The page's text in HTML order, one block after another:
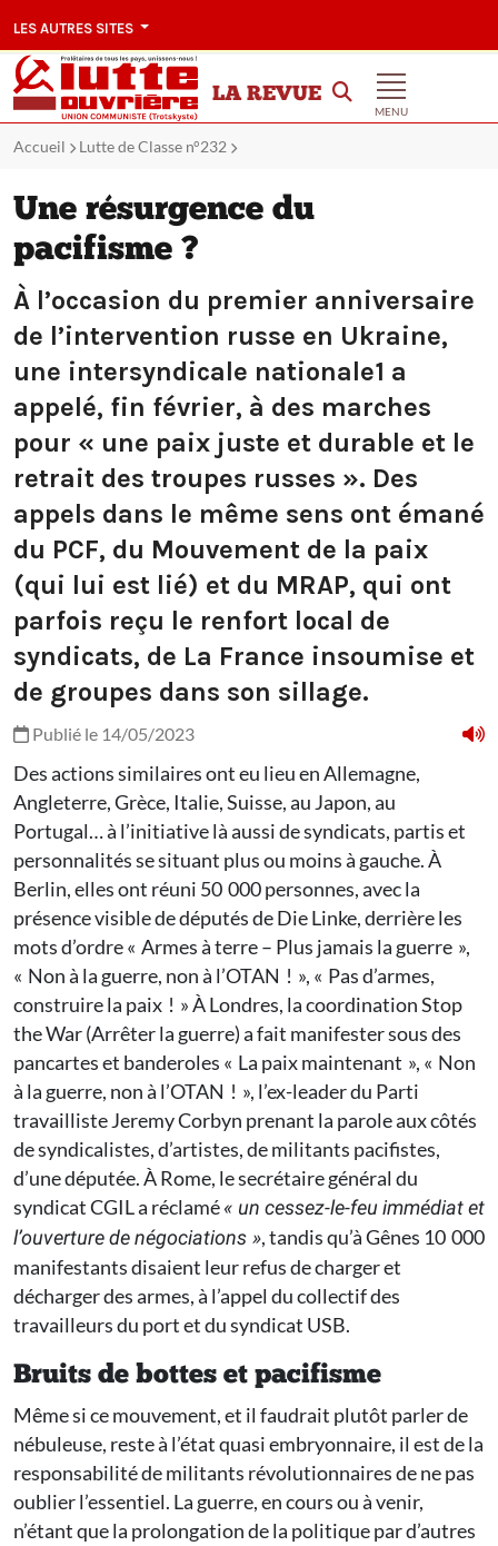
LES AUTRES SITES
LA REVUE
MENU
Accueil Lutte de Classe n°232
Une résurgence du
pacifisme ?
À l’occasion du premier anniversaire
de l’intervention russe en Ukraine,
une intersyndicale nationale1 a
appelé, fin février, à des marches
pour « une paix juste et durable et le
retrait des troupes russes ». Des
appels dans le même sens ont émané
du PCF, du Mouvement de la paix
(qui lui est lié) et du MRAP, qui ont
parfois reçu le renfort local de
syndicats, de La France insoumise et
de groupes dans son sillage.
Publié le 14/05/2023
Des actions similaires ont eu lieu en Allemagne,
Angleterre, Grèce, Italie, Suisse, au Japon, au
Portugal… à l’initiative là aussi de syndicats, partis et
personnalités se situant plus ou moins à gauche. À
Berlin, elles ont réuni 50 000 personnes, avec la
présence visible de députés de Die Linke, derrière les
mots d’ordre « Armes à terre – Plus jamais la guerre »,
« Non à la guerre, non à l’OTAN ! », « Pas d’armes,
construire la paix ! » À Londres, la coordination Stop
the War (Arrêter la guerre) a fait manifester sous des
pancartes et banderoles « La paix maintenant », « Non
à la guerre, non à l’OTAN ! », l’ex-leader du Parti
travailliste Jeremy Corbyn prenant la parole aux côtés
de syndicalistes, d’artistes, de militants pacifistes,
d’une députée. À Rome, le secrétaire général du
syndicat CGIL a réclamé« un cessez-le-feu immédiat et
l’ouverture de négociations », tandis qu’à Gênes 10 000
manifestants disaient leur refus de charger et
décharger des armes, à l’appel du collectif des
travailleurs du port et du syndicat USB.
Bruits de bottes et pacifisme
Même si ce mouvement, et il faudrait plutôt parler de
nébuleuse, reste à l’état quasi embryonnaire, il est de la
responsabilité de militants révolutionnaires de ne pas
oublier l’essentiel. La guerre, en cours ou à venir,
n’étant que la prolongation de la politique par d’autres